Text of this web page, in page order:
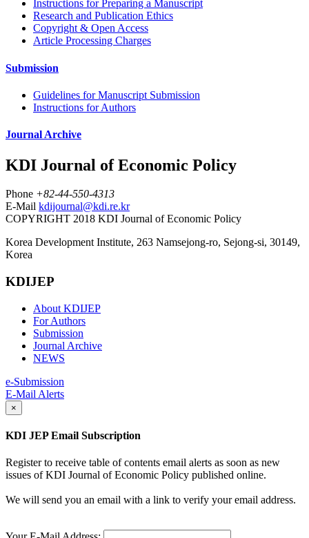
Instructions for Preparing a Manuscript
Research and Publication Ethics
Copyright & Open Access
Article Processing Charges
Submission
Guidelines for Manuscript Submission
Instructions for Authors
Journal Archive
KDI Journal of Economic Policy
Phone +82-44-550-4313
E-Mail kdijournal@kdi.re.kr
COPYRIGHT 2018 KDI Journal of Economic Policy
Korea Development Institute, 263 Namsejong-ro, Sejong-si, 30149,
Korea
KDIJEP
About KDIJEP
For Authors
Submission
Journal Archive
NEWS
e-Submission
E-Mail Alerts
×
KDI JEP Email Subscription
Register to receive table of contents email alerts as soon as new
issues of KDI Journal of Economic Policy published online.
We will send you an email with a link to verify your email address.